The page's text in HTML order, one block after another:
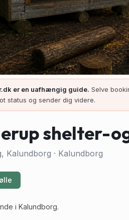
er en uafhængig guide. Selve
status og sender dig videre.
shelter-
Kalundborg · Kalundborg
i Kalundborg.